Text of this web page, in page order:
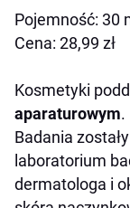
Pojemność: 30
Cena: 28,99 zł
Kosmetyki
aparaturowym.
Badania
laboratorium
dermatologa i